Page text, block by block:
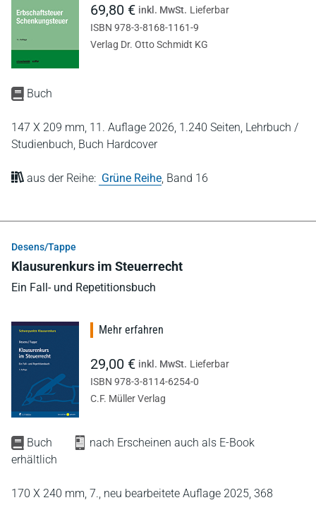
Buch
147 X 209 mm, 11. Auflage 2026, 1.240 Seiten, Lehrbuch /
Studienbuch, Buch Hardcover
aus der Reihe: Grüne Reihe, Band 16
69,80 € inkl. MwSt. Lieferbar
ISBN 978-3-8168-1161-9
Verlag Dr. Otto Schmidt KG
Desens/Tappe
Klausurenkurs im Steuerrecht
Ein Fall- und Repetitionsbuch
Buch
nach Erscheinen auch als E-Book
erhältlich
170 X 240 mm, 7., neu bearbeitete Auflage 2025, 368
Mehr erfahren
29,00 € inkl. MwSt. Lieferbar
ISBN 978-3-8114-6254-0
C.F. Müller Verlag